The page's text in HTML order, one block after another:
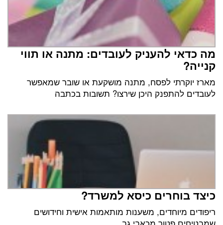
מה כדאי להעניק לעובדים: מתנה או תווי
קנייה?
מארז יוקרתי לפסח, מתנה מושקעת או שובר שמאפשר
לעובדים להתפנק היכן שירצו? תשובות בכתבה
כיצד בוחרים כיסא למשרד?
ריפודים מיוחדים, משענות מותאמות אישית וחידושים